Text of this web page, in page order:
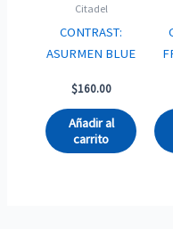
Citadel
CONTRAST:
ASURMEN BLUE
$160.00
Añadir al
carrito